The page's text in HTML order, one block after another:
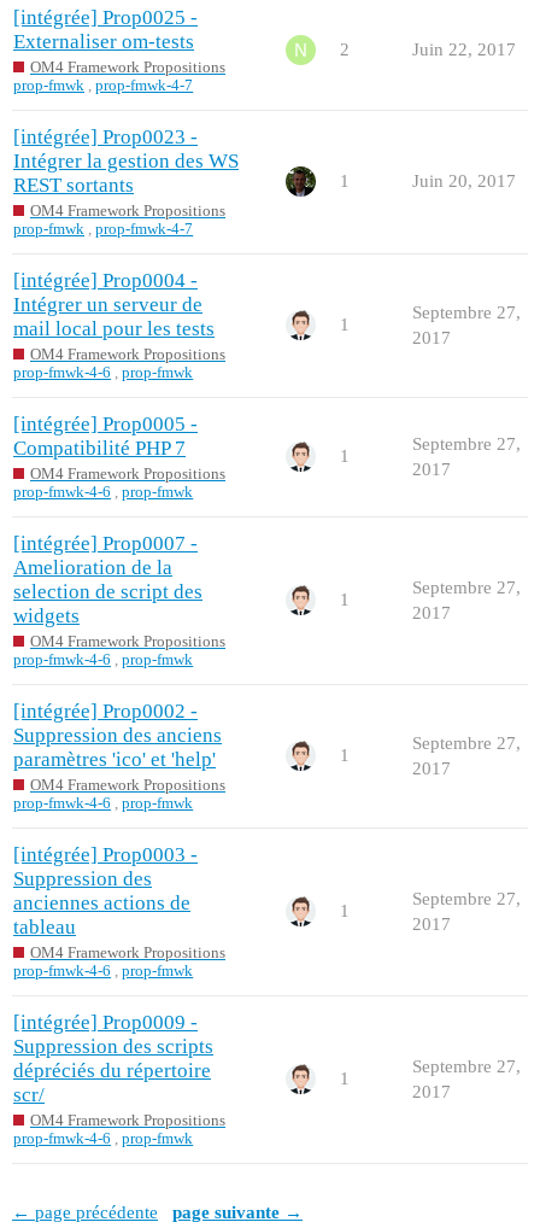
[intégrée] Prop0025 -
Externaliser om-tests
OM4 Framework Propositions
prop-fmwk ,prop-fmwk-4-7
2 Juin 22, 2017
[intégrée] Prop0023 -
Intégrer la gestion des WS
REST sortants
OM4 Framework Propositions
prop-fmwk ,prop-fmwk-4-7
1 Juin 20, 2017
[intégrée] Prop0004 -
Intégrer un serveur de
mail local pour les tests
OM4 Framework Propositions
prop-fmwk-4-6 ,prop-fmwk
1
Septembre 27,
2017
[intégrée] Prop0005 -
Compatibilité PHP 7
OM4 Framework Propositions
prop-fmwk-4-6 ,prop-fmwk
1
Septembre 27,
2017
[intégrée] Prop0007 -
Amelioration de la
selection de script des
widgets
OM4 Framework Propositions
prop-fmwk-4-6 ,prop-fmwk
1
Septembre 27,
2017
[intégrée] Prop0002 -
Suppression des anciens
paramètres 'ico' et 'help'
OM4 Framework Propositions
prop-fmwk-4-6 ,prop-fmwk
1
Septembre 27,
2017
[intégrée] Prop0003 -
Suppression des
anciennes actions de
tableau
OM4 Framework Propositions
prop-fmwk-4-6 ,prop-fmwk
1
Septembre 27,
2017
[intégrée] Prop0009 -
Suppression des scripts
dépréciés du répertoire
scr/
OM4 Framework Propositions
prop-fmwk-4-6 ,prop-fmwk
1
Septembre 27,
2017
← page précédente page suivante →